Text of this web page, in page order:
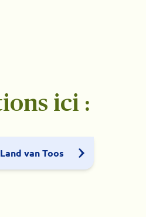
ici :
Land van Toos